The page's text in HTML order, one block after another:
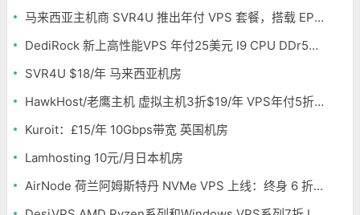
马来西亚主机商 SVR4U 推出年付 VPS 套餐，搭载 EPYC/至强铂金，支持支付宝
DediRock 新上高性能VPS 年付25美元 I9 CPU DDr5内存 纽约机房
SVR4U $18/年 马来西亚机房
HawkHost/老鹰主机 虚拟主机3折$19/年 VPS年付5折$25/年
Kuroit：£15/年 10Gbps带宽 英国机房
Lamhosting 10元/月日本机房
AirNode 荷兰阿姆斯特丹 NVMe VPS 上线：终身 6 折，€1.99/月起，2.5Tbit/s DDoS 防护